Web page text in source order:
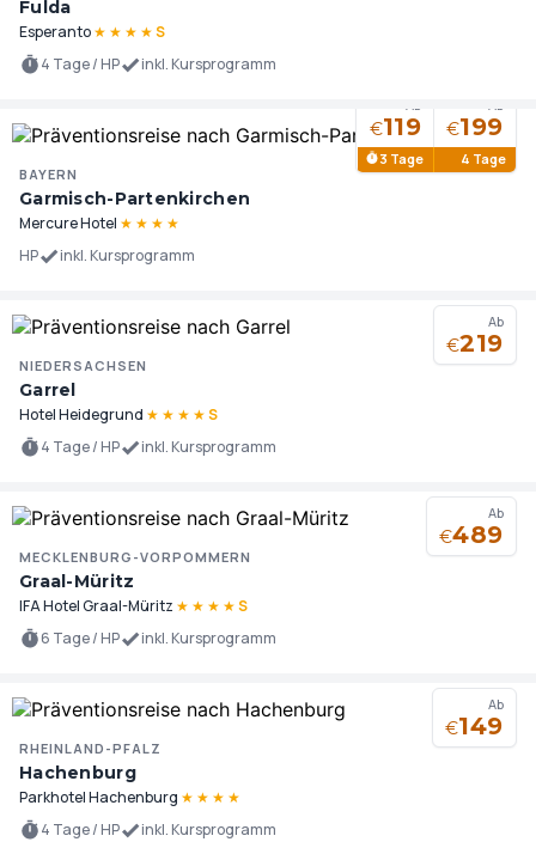
Fulda
Esperanto★ ★ ★ ★S
4 Tage / HP
inkl. Kursprogramm
€119
3 Tage
€199
4 Tage
BAYERN
Garmisch-Partenkirchen
Mercure Hotel ★ ★ ★ ★
HP
inkl. Kursprogramm
Ab
€219
NIEDERSACHSEN
Garrel
Hotel Heidegrund ★ ★ ★ ★S
4 Tage / HP
inkl. Kursprogramm
Ab
€489
MECKLENBURG-VORPOMMERN
Graal-Müritz
IFA Hotel Graal-Müritz ★ ★ ★ ★S
6 Tage / HP
inkl. Kursprogramm
Ab
€149
RHEINLAND-PFALZ
Hachenburg
Parkhotel Hachenburg ★ ★ ★ ★
4 Tage / HP
inkl. Kursprogramm